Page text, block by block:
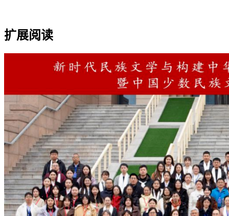
扩展阅读